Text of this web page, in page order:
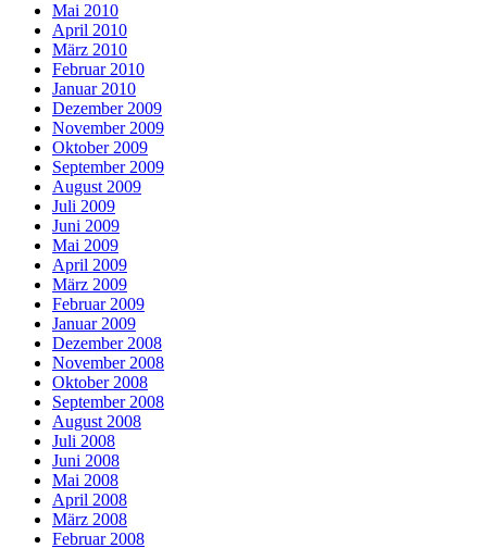
Mai 2010
April 2010
März 2010
Februar 2010
Januar 2010
Dezember 2009
November 2009
Oktober 2009
September 2009
August 2009
Juli 2009
Juni 2009
Mai 2009
April 2009
März 2009
Februar 2009
Januar 2009
Dezember 2008
November 2008
Oktober 2008
September 2008
August 2008
Juli 2008
Juni 2008
Mai 2008
April 2008
März 2008
Februar 2008